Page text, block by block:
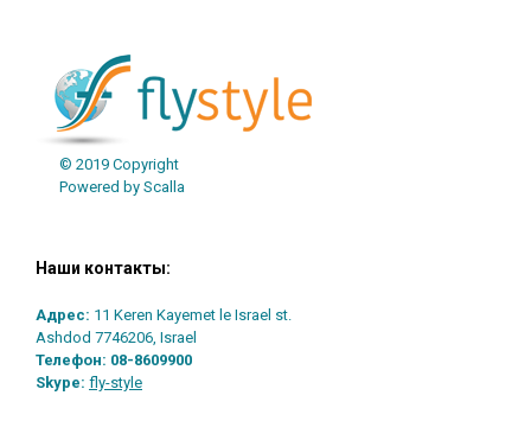
© 2019 Copyright
Powered by Scalla
Наши контакты:
Адрес: 11 Keren Kayemet le Israel st.
Ashdod 7746206, Israel
Телефон: 08-8609900
Skype: fly-style